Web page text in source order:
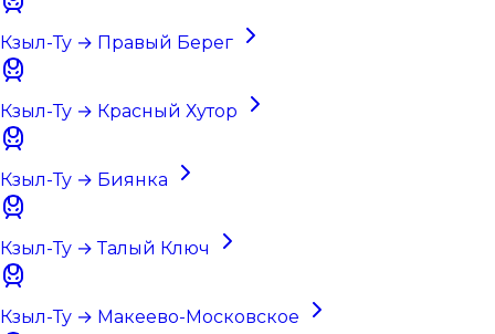
Кзыл-Ту → Правый Берег
Кзыл-Ту → Красный Хутор
Кзыл-Ту → Биянка
Кзыл-Ту → Талый Ключ
Кзыл-Ту → Макеево-Московское